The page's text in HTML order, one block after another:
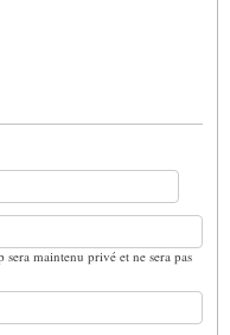
sera maintenu privé et ne sera pas